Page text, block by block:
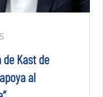
Kast de
al